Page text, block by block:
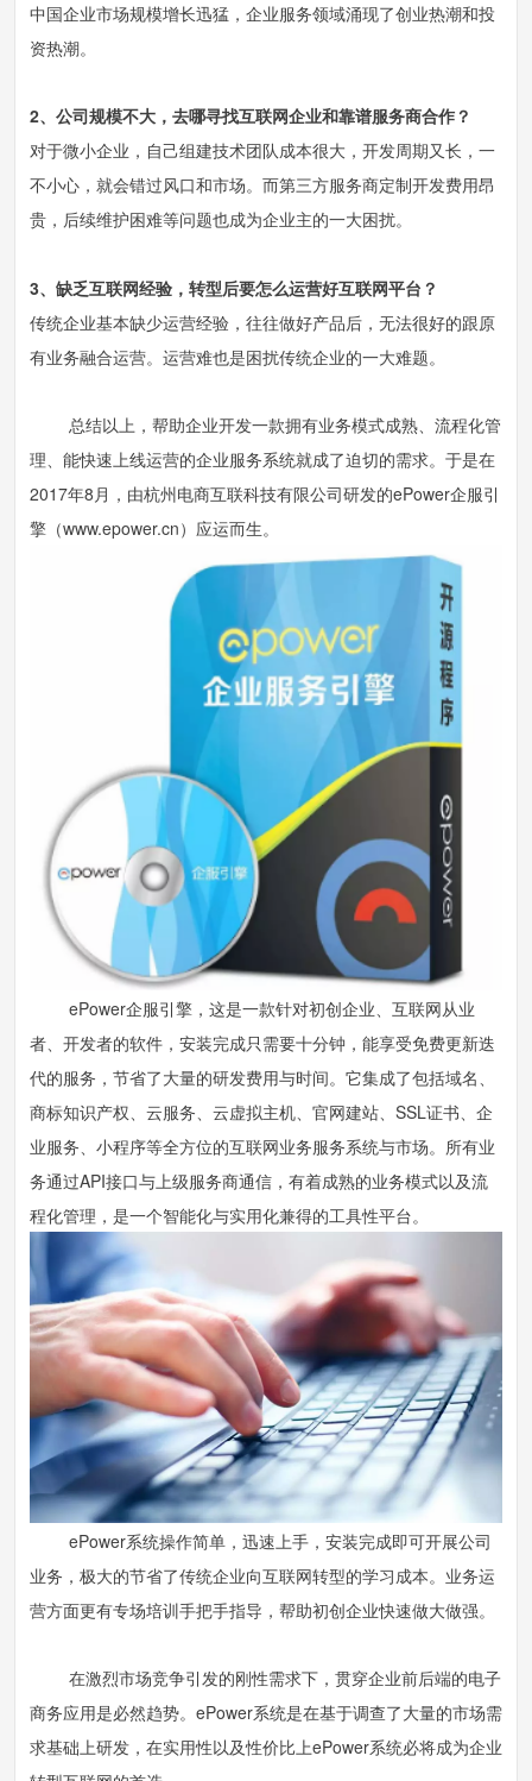
中国企业市场规模增长迅猛，企业服务领域涌现了创业热潮和投
资热潮。
2、公司规模不大，去哪寻找互联网企业和靠谱服务商合作？
对于微小企业，自己组建技术团队成本很大，开发周期又长，一
不小心，就会错过风口和市场。而第三方服务商定制开发费用昂
贵，后续维护困难等问题也成为企业主的一大困扰。
3、缺乏互联网经验，转型后要怎么运营好互联网平台？
传统企业基本缺少运营经验，往往做好产品后，无法很好的跟原
有业务融合运营。运营难也是困扰传统企业的一大难题。
总结以上，帮助企业开发一款拥有业务模式成熟、流程化管
理、能快速上线运营的企业服务系统就成了迫切的需求。于是在
2017年8月，由杭州电商互联科技有限公司研发的ePower企服引
擎（www.epower.cn）应运而生。
ePower企服引擎，这是一款针对初创企业、互联网从业
者、开发者的软件，安装完成只需要十分钟，能享受免费更新迭
代的服务，节省了大量的研发费用与时间。它集成了包括域名、
商标知识产权、云服务、云虚拟主机、官网建站、SSL证书、企
业服务、小程序等全方位的互联网业务服务系统与市场。所有业
务通过API接口与上级服务商通信，有着成熟的业务模式以及流
程化管理，是一个智能化与实用化兼得的工具性平台。
ePower系统操作简单，迅速上手，安装完成即可开展公司
业务，极大的节省了传统企业向互联网转型的学习成本。业务运
营方面更有专场培训手把手指导，帮助初创企业快速做大做强。
在激烈市场竞争引发的刚性需求下，贯穿企业前后端的电子
商务应用是必然趋势。ePower系统是在基于调查了大量的市场需
求基础上研发，在实用性以及性价比上ePower系统必将成为企业